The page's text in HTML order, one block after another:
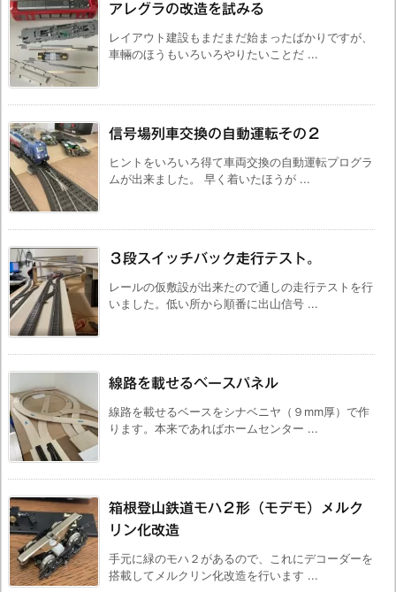
アレグラの改造を試みる
レイアウト建設もまだまだ始まったばかりですが、
車輛のほうもいろいろやりたいことだ ...
信号場列車交換の自動運転その２
ヒントをいろいろ得て車両交換の自動運転プログラ
ムが出来ました。 早く着いたほうが ...
３段スイッチバック走行テスト。
レールの仮敷設が出来たので通しの走行テストを行
いました。低い所から順番に出山信号 ...
線路を載せるベースパネル
線路を載せるベースをシナベニヤ（９mm厚）で作
ります。本来であればホームセンター ...
箱根登山鉄道モハ２形（モデモ）メルク
リン化改造
手元に緑のモハ２があるので、これにデコーダーを
搭載してメルクリン化改造を行います ...